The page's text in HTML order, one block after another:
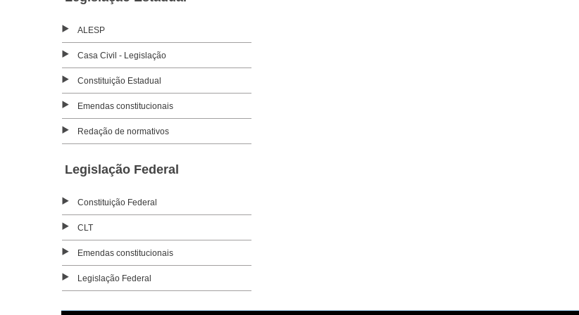
ALESP
Casa Civil - Legislação
Constituição Estadual
Emendas constitucionais
Redação de normativos
Legislação Federal
Constituição Federal
CLT
Emendas constitucionais
Legislação Federal